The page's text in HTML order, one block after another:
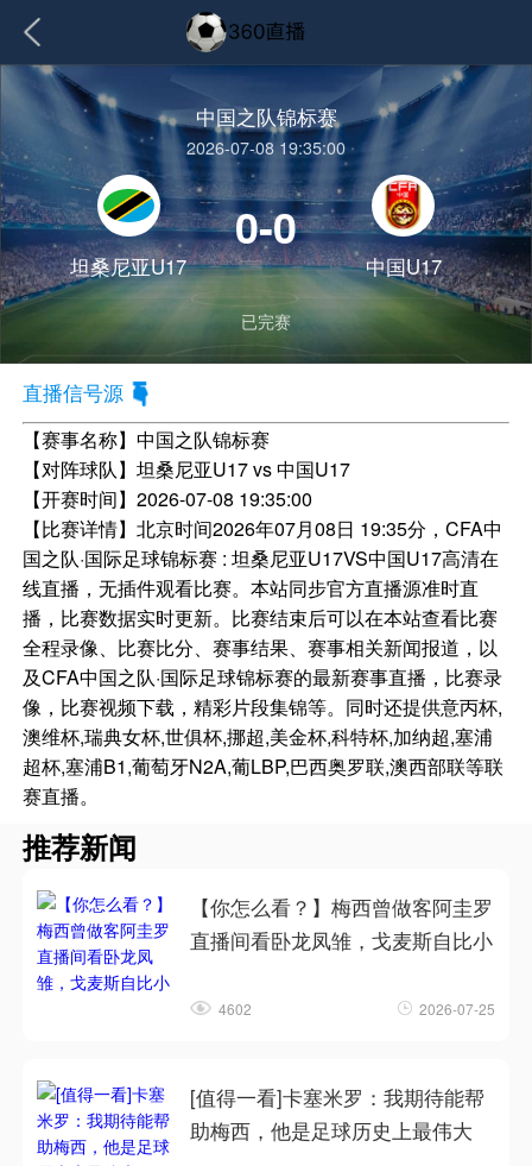
中国之队锦标赛
2026-07-08 19:35:00
坦桑尼亚U17
0-0
中国U17
已完赛
直播信号源
【赛事名称】中国之队锦标赛
【对阵球队】坦桑尼亚U17 vs 中国U17
【开赛时间】2026-07-08 19:35:00
【比赛详情】北京时间2026年07月08日 19:35分，CFA中
国之队·国际足球锦标赛 : 坦桑尼亚U17VS中国U17高清在
线直播，无插件观看比赛。本站同步官方直播源准时直
播，比赛数据实时更新。比赛结束后可以在本站查看比赛
全程录像、比赛比分、赛事结果、赛事相关新闻报道，以
及CFA中国之队·国际足球锦标赛的最新赛事直播，比赛录
像，比赛视频下载，精彩片段集锦等。同时还提供意丙杯,
澳维杯,瑞典女杯,世俱杯,挪超,美金杯,科特杯,加纳超,塞浦
超杯,塞浦B1,葡萄牙N2A,葡LBP,巴西奥罗联,澳西部联等联
赛直播。
推荐新闻
【你怎么看？】梅西曾做客阿圭罗
直播间看卧龙凤雏，戈麦斯自比小
4602 2026-07-25
[值得一看]卡塞米罗：我期待能帮
助梅西，他是足球历史上最伟大